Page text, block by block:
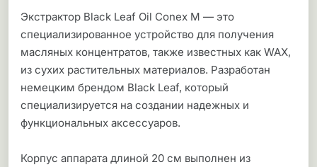
Экстрактор Black Leaf Oil Conex M — это
специализированное устройство для получения
масляных концентратов, также известных как WAX,
из сухих растительных материалов. Разработан
немецким брендом Black Leaf, который
специализируется на создании надежных и
функциональных аксессуаров.
Корпус аппарата длиной 20 см выполнен из